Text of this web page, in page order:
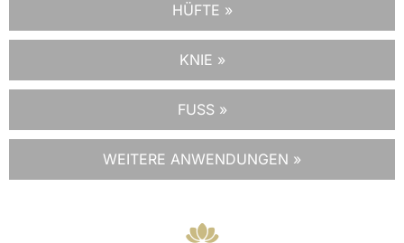
HÜFTE »
KNIE »
FUSS »
WEITERE ANWENDUNGEN »